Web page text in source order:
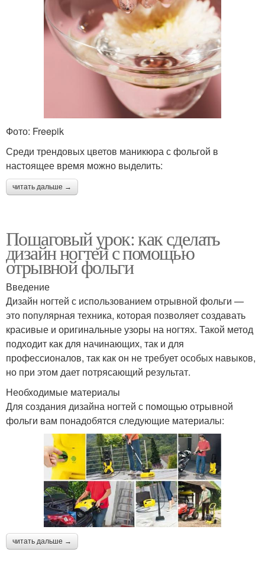
Фото: Freepik
Среди трендовых цветов маникюра с фольгой в
настоящее время можно выделить:
читать дальше →
Пошаговый урок: как сделать
дизайн ногтей с помощью
отрывной фольги
Введение
Дизайн ногтей с использованием отрывной фольги —
это популярная техника, которая позволяет создавать
красивые и оригинальные узоры на ногтях. Такой метод
подходит как для начинающих, так и для
профессионалов, так как он не требует особых навыков,
но при этом дает потрясающий результат.
Необходимые материалы
Для создания дизайна ногтей с помощью отрывной
фольги вам понадобятся следующие материалы:
читать дальше →